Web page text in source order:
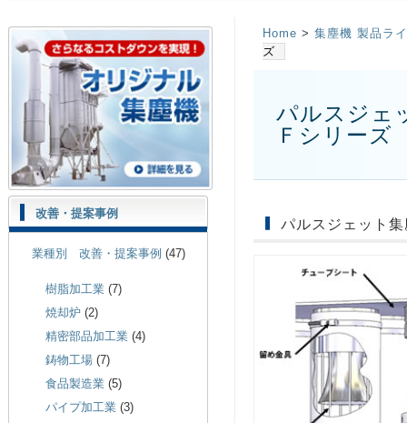
Home > 集塵機 製品ラ
ズ
パルスジェ
Ｆシリーズ
パルスジェット
改善・提案事例
業種別 改善・提案事例 (47)
樹脂加工業 (7)
焼却炉 (2)
精密部品加工業 (4)
鋳物工場 (7)
食品製造業 (5)
パイプ加工業 (3)